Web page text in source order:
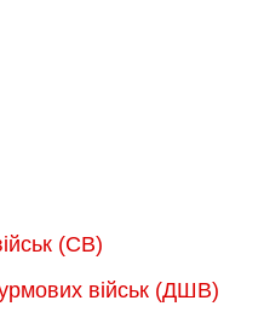
на
(СВ)
військ (ДШВ)